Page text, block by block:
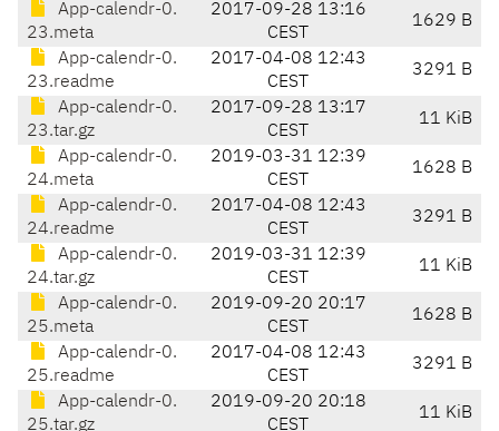
App-calendr-0.
23.meta
2017-09-28 13:16
CEST
1629 B
App-calendr-0.
23.readme
2017-04-08 12:43
CEST
3291 B
App-calendr-0.
23.tar.gz
2017-09-28 13:17
CEST
11 KiB
App-calendr-0.
24.meta
2019-03-31 12:39
CEST
1628 B
App-calendr-0.
24.readme
2017-04-08 12:43
CEST
3291 B
App-calendr-0.
24.tar.gz
2019-03-31 12:39
CEST
11 KiB
App-calendr-0.
25.meta
2019-09-20 20:17
CEST
1628 B
App-calendr-0.
25.readme
2017-04-08 12:43
CEST
3291 B
App-calendr-0.
25.tar.gz
2019-09-20 20:18
CEST
11 KiB